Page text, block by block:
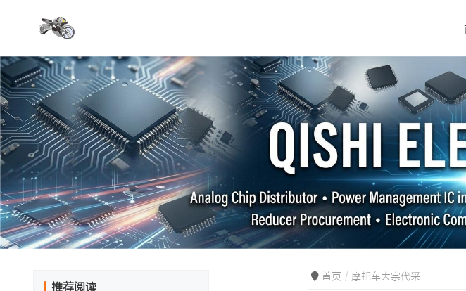
首页 摩托车大宗代采
推荐阅读